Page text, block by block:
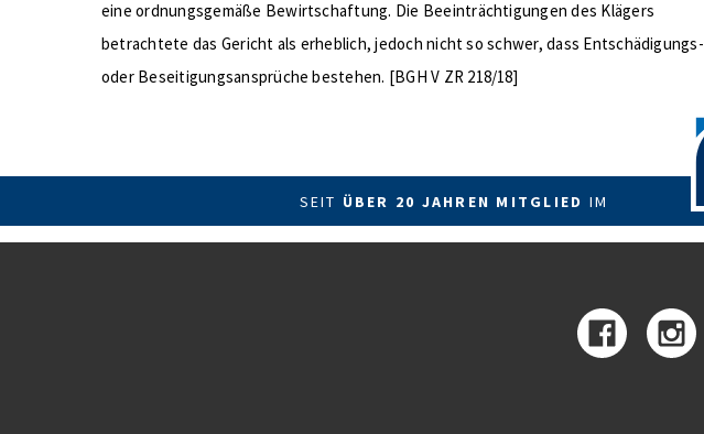
eine ordnungsgemäße Bewirtschaftung. Die Beeinträchtigungen des Klägers
betrachtete das Gericht als erheblich, jedoch nicht so schwer, dass Entschädigungs-
oder Beseitigungsansprüche bestehen. [BGH V ZR 218/18]
SEIT ÜBER 20 JAHREN MITGLIED IM